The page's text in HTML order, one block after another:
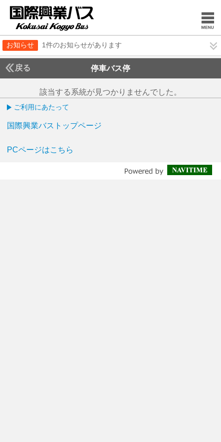
お知らせ 1件のお知らせがあります
戻る 停車バス停
該当する系統が見つかりませんでした。
ご利用にあたって
国際興業バストップページ
PCページはこちら